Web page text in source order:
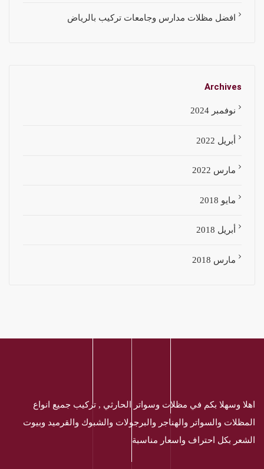
افضل مظلات مدارس وجامعات تركيب بالرياض
Archives
نوفمبر 2024
أبريل 2022
مارس 2022
مايو 2018
أبريل 2018
مارس 2018
اهلا وسهلا بكم في مظلات وسواتر الحارثي , تركيب جميع انواع
المظلات والسواتر والهناجر والبرجولات والشبوك والقرميد وبيوت
الشعر بكل احتراف واسعار مناسبة